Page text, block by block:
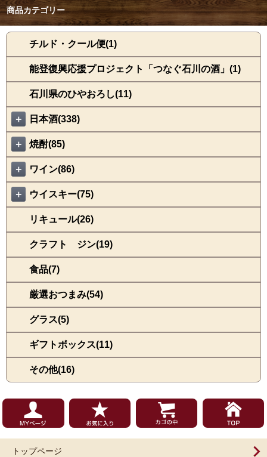
商品カテゴリー
チルド・クール便(1)
能登復興応援プロジェクト「つなぐ石川の酒」(1)
石川県のひやおろし(11)
＋ 日本酒(338)
＋ 焼酎(85)
＋ ワイン(86)
＋ ウイスキー(75)
リキュール(26)
クラフト ジン(19)
食品(7)
厳選おつまみ(54)
グラス(5)
ギフトボックス(11)
その他(16)
トップページ